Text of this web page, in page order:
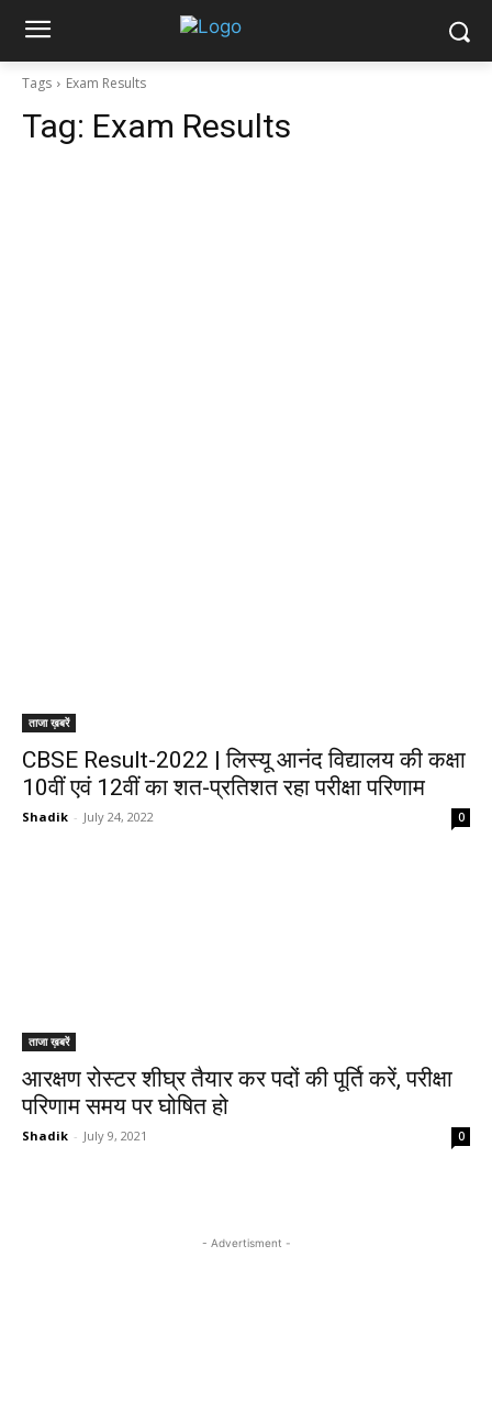
Tags Exam Results
Tag: Exam Results
ताजा ख़बरें
CBSE Result-2022 | लिस्यू आनंद विद्यालय की कक्षा
10वीं एवं 12वीं का शत-प्रतिशत रहा परीक्षा परिणाम
Shadik - July 24, 2022 0
ताजा ख़बरें
आरक्षण रोस्टर शीघ्र तैयार कर पदों की पूर्ति करें, परीक्षा
परिणाम समय पर घोषित हो
Shadik - July 9, 2021 0
- Advertisment -